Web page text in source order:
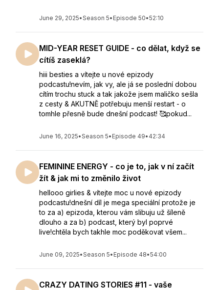
June 29, 2025•Season 5• Episode 50•52:10
MID-YEAR RESET GUIDE - co dělat, když se
cítíš zaseklá?
hiii besties a vítejte u nové epizody
podcastu!nevím, jak vy, ale já se poslední dobou
cítím trochu stuck a tak jakože jsem maličko sešla
z cesty & AKUTNĚ potřebuju menší restart - o
tomhle přesně bude dnešní podcast! 🥰pokud...
June 16, 2025•Season 5• Episode 49• 42:34
FEMININE ENERGY - co je to, jak v ní začít
žít & jak mi to změnilo život
hellooo girlies & vítejte moc u nové epizody
podcastu!dnešní díl je mega speciální protože je
to za a) epizoda, kterou vám slibuju už šíleně
dlouho a za b) podcast, který byl poprvé
live!chtěla bych takhle moc poděkovat všem...
June 09, 2025•Season 5• Episode 48•54:00
CRAZY DATING STORIES #11 - vaše